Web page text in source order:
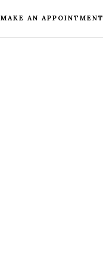
MAKE AN APPOINTMENT